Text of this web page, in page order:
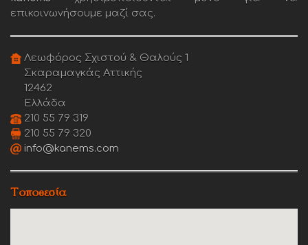
επικοινωνήσουμε μαζί σας.
Λεωφόρος Σχιστού & Θαλούς 1
Σκαραμαγκάς Αττικής
12462
Ελλάδα
210 55 79 319
210 55 79 320
info@kanems.com
Τοποθεσία